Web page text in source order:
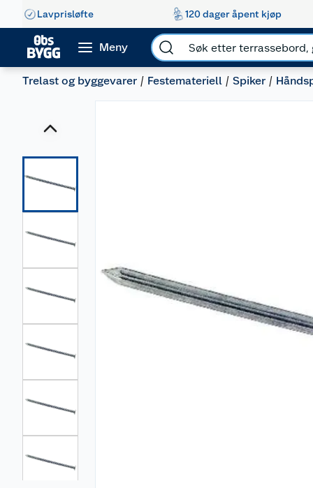
Lavprisløfte 120 dager åpent kjøp
Meny
Trelast og byggevarer Festemateriell Spiker